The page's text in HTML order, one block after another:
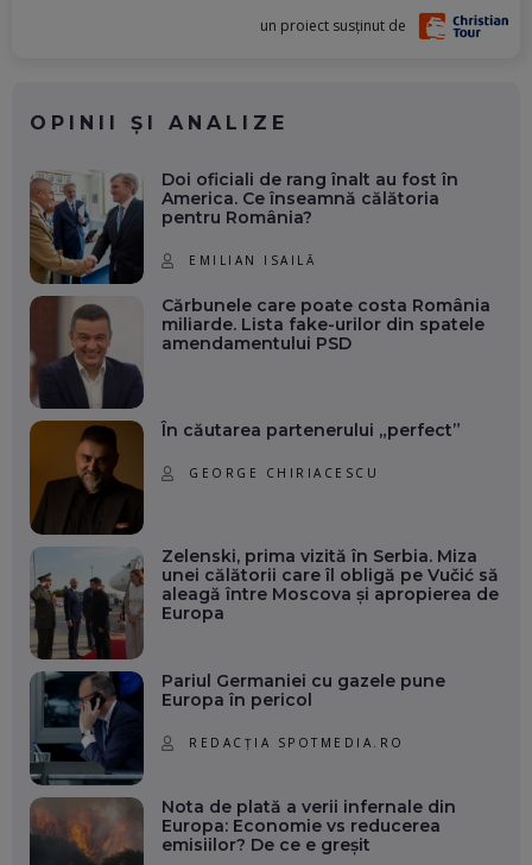
un proiect susținut de
OPINII ȘI ANALIZE
Doi oficiali de rang înalt au fost în
America. Ce înseamnă călătoria
pentru România?
EMILIAN ISAILĂ
Cărbunele care poate costa România
miliarde. Lista fake-urilor din spatele
amendamentului PSD
În căutarea partenerului „perfect”
GEORGE CHIRIACESCU
Zelenski, prima vizită în Serbia. Miza
unei călătorii care îl obligă pe Vučić să
aleagă între Moscova și apropierea de
Europa
Pariul Germaniei cu gazele pune
Europa în pericol
REDACȚIA SPOTMEDIA.RO
Nota de plată a verii infernale din
Europa: Economie vs reducerea
emisiilor? De ce e greșit